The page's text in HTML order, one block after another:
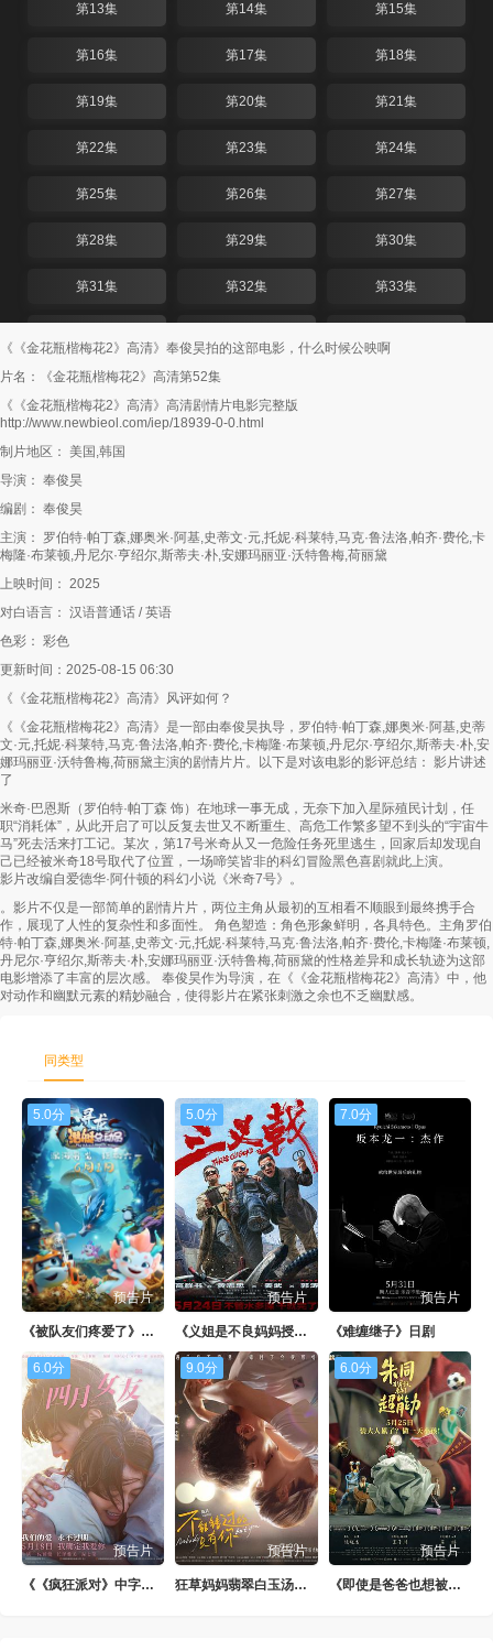
第13集 第14集 第15集
第16集 第17集 第18集
第19集 第20集 第21集
第22集 第23集 第24集
第25集 第26集 第27集
第28集 第29集 第30集
第31集 第32集 第33集
第37集
第40集 第41集
第43集
第46集
第49集 第50集 第51集
第52集
第58集 第59集
第61集 第62集 第63集
第67集 第68集 第69集
第70集 第71集
第73集 第74集 第75集
第76集 第77集 第78集
第85集 第86集 第87集
第88集 第89集 第90集
第91集 第92集 第93集
第94集 第95集 第96集
第97集 第98集 第99集
第100集
《《金花瓶楷梅花2》高清》奉俊昊拍的这部电影，什么时候公映啊
片名：《金花瓶楷梅花2》高清第52集
《《金花瓶楷梅花2》高清》高清剧情片电影完整版
http://www.newbieol.com/iep/18939-0-0.html
制片地区： 美国,韩国
导演： 奉俊昊
编剧： 奉俊昊
主演： 罗伯特·帕丁森,娜奥米·阿基,史蒂文·元,托妮·科莱特,马克·鲁法洛,帕齐·费伦,卡
梅隆·布莱顿,丹尼尔·亨绍尔,斯蒂夫·朴,安娜玛丽亚·沃特鲁梅,荷丽黛
上映时间： 2025
对白语言： 汉语普通话 / 英语
色彩： 彩色
更新时间：2025-08-15 06:30
《《金花瓶楷梅花2》高清》风评如何？
《《金花瓶楷梅花2》高清》是一部由奉俊昊执导，罗伯特·帕丁森,娜奥米·阿基,史蒂
文·元,托妮·科莱特,马克·鲁法洛,帕齐·费伦,卡梅隆·布莱顿,丹尼尔·亨绍尔,斯蒂夫·朴,安
娜玛丽亚·沃特鲁梅,荷丽黛主演的剧情片片。以下是对该电影的影评总结： 影片讲述
了
米奇·巴恩斯（罗伯特·帕丁森 饰）在地球一事无成，无奈下加入星际殖民计划，任
职“消耗体”，从此开启了可以反复去世又不断重生、高危工作繁多望不到头的“宇宙牛
马”死去活来打工记。某次，第17号米奇从又一危险任务死里逃生，回家后却发现自
己已经被米奇18号取代了位置，一场啼笑皆非的科幻冒险黑色喜剧就此上演。
影片改编自爱德华·阿什顿的科幻小说《米奇7号》。
。影片不仅是一部简单的剧情片片，两位主角从最初的互相看不顺眼到最终携手合
作，展现了人性的复杂性和多面性。 角色塑造：角色形象鲜明，各具特色。主角罗伯
特·帕丁森,娜奥米·阿基,史蒂文·元,托妮·科莱特,马克·鲁法洛,帕齐·费伦,卡梅隆·布莱顿,
丹尼尔·亨绍尔,斯蒂夫·朴,安娜玛丽亚·沃特鲁梅,荷丽黛的性格差异和成长轨迹为这部
电影增添了丰富的层次感。 奉俊昊作为导演，在《《金花瓶楷梅花2》高清》中，他
对动作和幽默元素的精妙融合，使得影片在紧张刺激之余也不乏幽默感。
同类型
5.0分
预告片
《被队友们疼爱了》日韩剧
5.0分
预告片
《义姐是不良妈妈授乳中》日剧
7.0分
预告片
《难缠继子》日剧
6.0分
预告片
《《疯狂派对》中字头》1080P
9.0分
预告片
狂草妈妈翡翠白玉汤新版
6.0分
预告片
《即使是爸爸也想被疼爱》BD